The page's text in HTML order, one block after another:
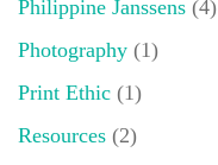
Philippine Janssens (4)
Photography (1)
Print Ethic (1)
Resources (2)